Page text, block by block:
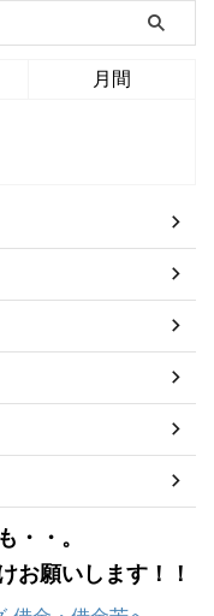
月間
・・。
お願いします！！